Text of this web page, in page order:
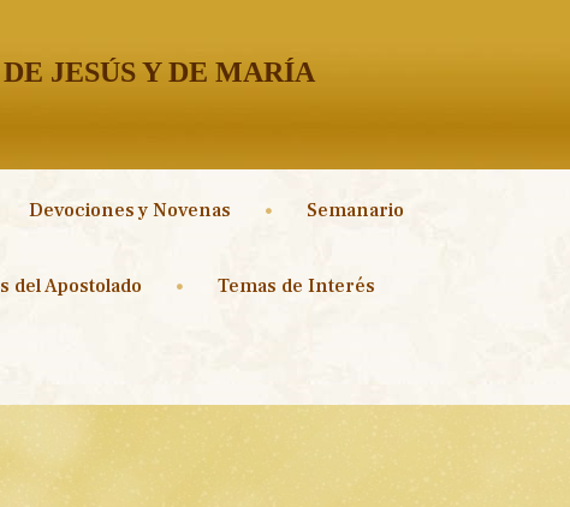
JESÚS Y DE MARÍA
Devociones y Novenas Semanario
del Apostolado Temas de Interés